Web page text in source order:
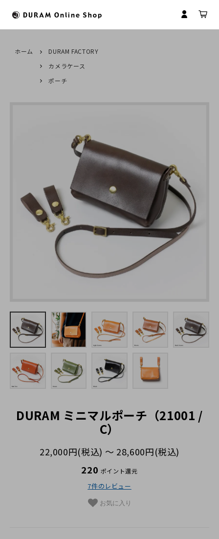
パスケース
キーケース
キーホルダー
ステーショナリー
ポーチ
バッグ
メガネケース
ストラップ
革製品のお取扱いについて
商品のお届けについて
修理について
名入れについて
名入れできる商品一覧
糸色のカスタマイズ
お問い合わせ
ホーム
DURAM FACTORY
カメラケース
ポーチ
DURAM ミニマルポーチ（21001 /
C）
22,000円(税込) 〜 28,600円(税込)
220 ポイント還元
7件のレビュー
お気に入り